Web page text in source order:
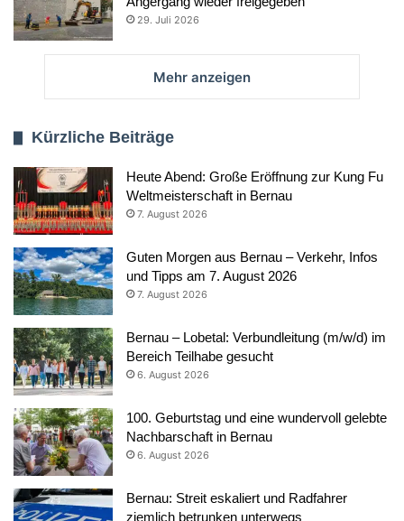
29. Juli 2026
Mehr anzeigen
Kürzliche Beiträge
Heute Abend: Große Eröffnung zur Kung Fu
Weltmeisterschaft in Bernau
7. August 2026
Guten Morgen aus Bernau – Verkehr, Infos
und Tipps am 7. August 2026
7. August 2026
Bernau – Lobetal: Verbundleitung (m/w/d) im
Bereich Teilhabe gesucht
6. August 2026
100. Geburtstag und eine wundervoll gelebte
Nachbarschaft in Bernau
6. August 2026
Bernau: Streit eskaliert und Radfahrer
ziemlich betrunken unterwegs